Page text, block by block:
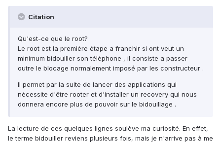
Citation
Qu'est-ce que le root?
Le root est la première étape a franchir si ont veut un
minimum bidouiller son téléphone , il consiste a passer
outre le blocage normalement imposé par les constructeur .
Il permet par la suite de lancer des applications qui
nécessite d'être rooter et d'installer un recovery qui nous
donnera encore plus de pouvoir sur le bidouillage .
La lecture de ces quelques lignes soulève ma curiosité. En effet,
le terme bidouiller reviens plusieurs fois, mais je n'arrive pas à me